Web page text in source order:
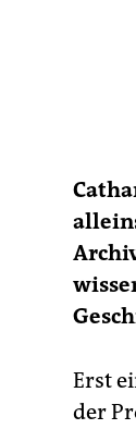
Erst
der